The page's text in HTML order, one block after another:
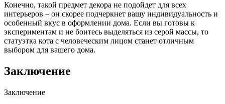
Конечно, такой предмет декора не подойдет для всех
интерьеров – он скорее подчеркнет вашу индивидуальность и
особенный вкус в оформлении дома. Если вы готовы к
экспериментам и не боитесь выделяться из серой массы, то
статуэтка кота с человеческим лицом станет отличным
выбором для вашего дома.
Заключение
Заключение